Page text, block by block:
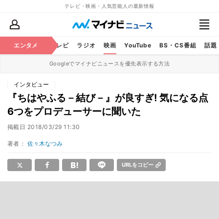
テレビ・映画・人気芸能人の最新情報
エンタメ
芸能 テレビ ラジオ 映画 YouTube BS・CS番組 話題
Googleでマイナビニュースを優先表示する方法
インタビュー
『ちはやふる－結び－』が良すぎ! 気になる点
6つをプロデューサーに聞いた
掲載日 2018/03/29 11:30
著者： 佐々木なつみ
URLをコピー